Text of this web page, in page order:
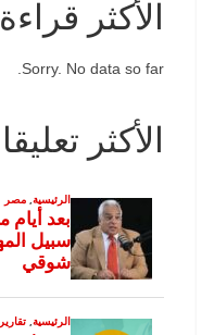
الأكثر قراءة
Sorry. No data so far.
الأكثر تعليقا